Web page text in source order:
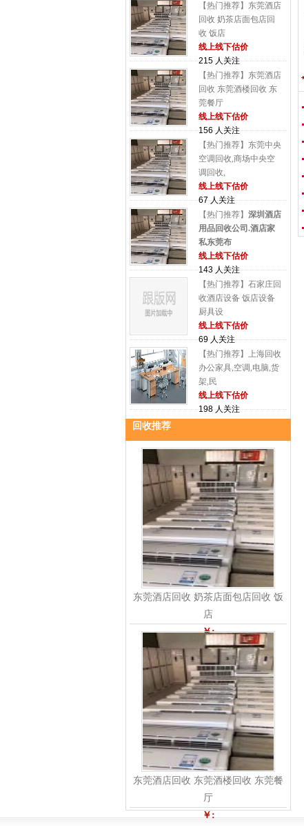
【热门推荐】东莞酒店
回收 奶茶店面包店回
收 饭店
线上线下估价
215 人关注
【热门推荐】东莞酒店
回收 东莞酒楼回收 东
莞餐厅
线上线下估价
156 人关注
【热门推荐】东莞中央
空调回收,商场中央空
调回收,
线上线下估价
67 人关注
【热门推荐】 深圳酒店
用品回收公司.酒店家
私东莞布
线上线下估价
143 人关注
【热门推荐】石家庄回
收酒店设备 饭店设备
厨具设
线上线下估价
69 人关注
【热门推荐】上海回收
办公家具,空调,电脑,货
架,民
线上线下估价
198 人关注
回收推荐
东莞酒店回收 奶茶店面包店回收 饭
店
￥:
东莞酒店回收 东莞酒楼回收 东莞餐
厅
￥: